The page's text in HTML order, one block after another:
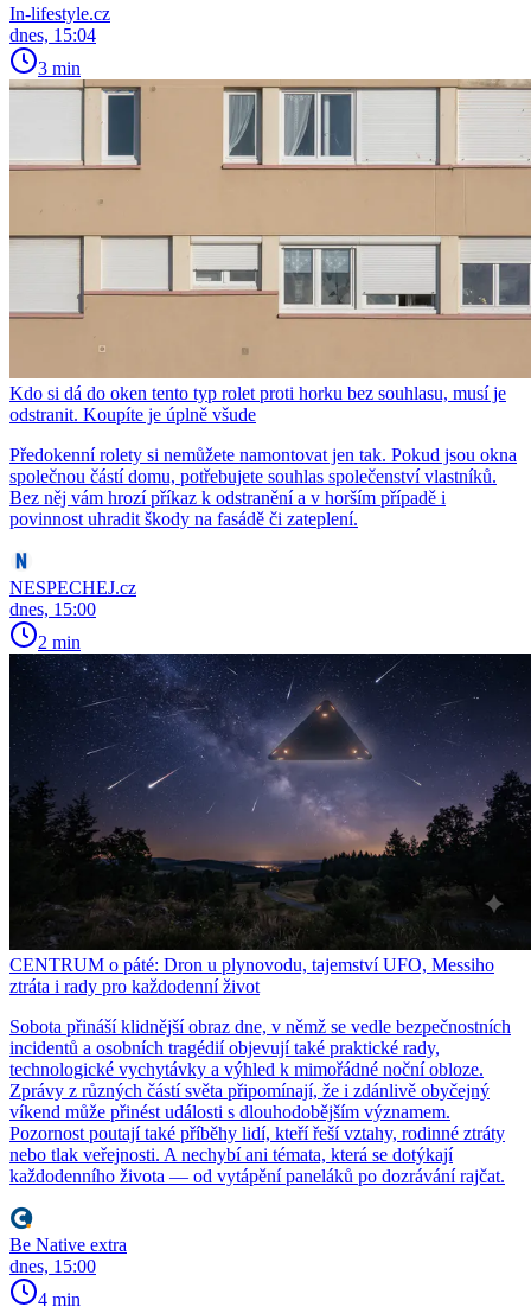
In-lifestyle.cz
dnes, 15:04
3 min
Kdo si dá do oken tento typ rolet proti horku bez souhlasu, musí je
odstranit. Koupíte je úplně všude
Předokenní rolety si nemůžete namontovat jen tak. Pokud jsou okna
společnou částí domu, potřebujete souhlas společenství vlastníků.
Bez něj vám hrozí příkaz k odstranění a v horším případě i
povinnost uhradit škody na fasádě či zateplení.
NESPECHEJ.cz
dnes, 15:00
2 min
CENTRUM o páté: Dron u plynovodu, tajemství UFO, Messiho
ztráta i rady pro každodenní život
Sobota přináší klidnější obraz dne, v němž se vedle bezpečnostních
incidentů a osobních tragédií objevují také praktické rady,
technologické vychytávky a výhled k mimořádné noční obloze.
Zprávy z různých částí světa připomínají, že i zdánlivě obyčejný
víkend může přinést události s dlouhodobějším významem.
Pozornost poutají také příběhy lidí, kteří řeší vztahy, rodinné ztráty
nebo tlak veřejnosti. A nechybí ani témata, která se dotýkají
každodenního života — od vytápění paneláků po dozrávání rajčat.
Be Native extra
dnes, 15:00
4 min